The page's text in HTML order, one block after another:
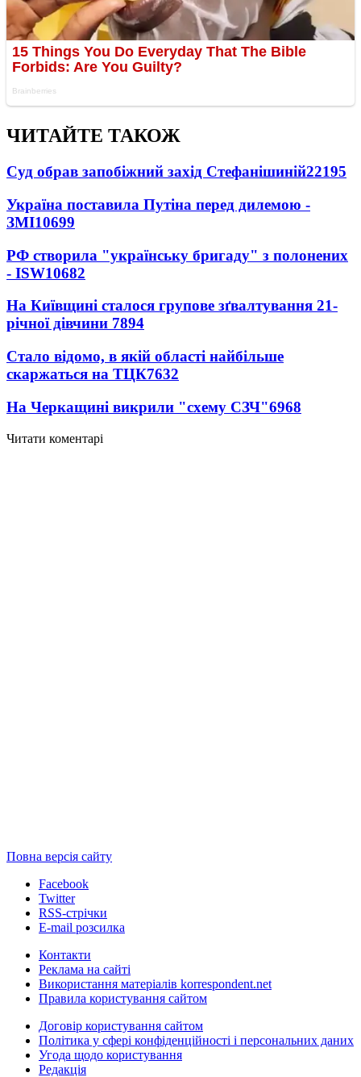
ЧИТАЙТЕ ТАКОЖ
Суд обрав запобіжний захід Стефанішиній22195
Україна поставила Путіна перед дилемою -
ЗМІ10699
РФ створила "українську бригаду" з полонених
- ISW10682
На Київщині сталося групове зґвалтування 21-
річної дівчини 7894
Стало відомо, в якій області найбільше
скаржаться на ТЦК7632
На Черкащині викрили "схему СЗЧ"6968
Читати коментарі
Повна версія сайту
Facebook
Twitter
RSS-стрічки
E-mail розсилка
Контакти
Реклама на сайті
Використання матеріалів korrespondent.net
Правила користування сайтом
Договір користування сайтом
Політика у сфері конфіденційності і персональних даних
Угода щодо користування
Редакція